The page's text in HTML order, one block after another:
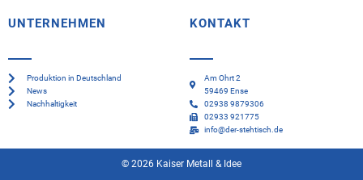
UNTERNEHMEN
Produktion in Deutschland
News
Nachhaltigkeit
KONTAKT
Am Ohrt 2
59469 Ense
02938 9879306
02933 921775
info@der-stehtisch.de
© 2026 Kaiser Metall & Idee